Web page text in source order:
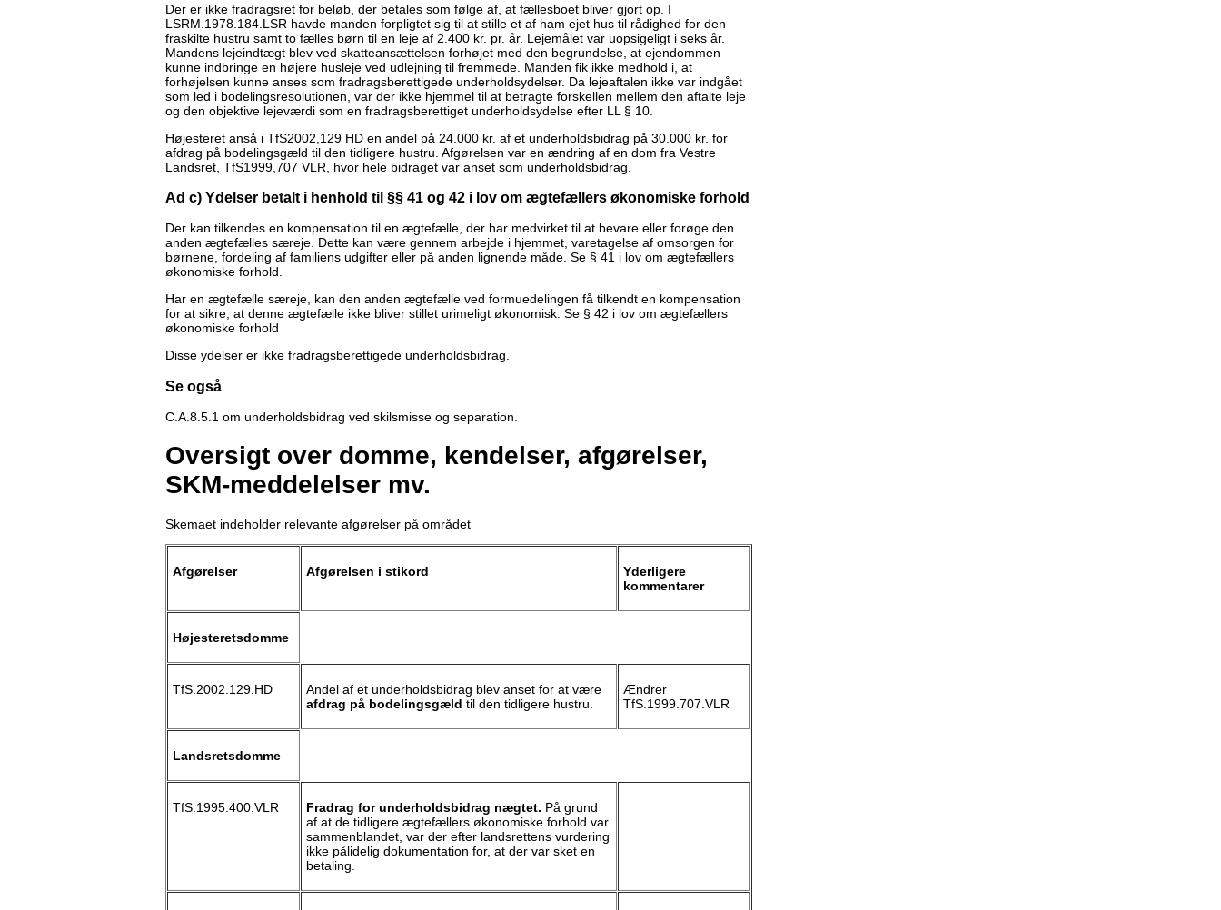
Der er ikke fradragsret for beløb, der betales som følge af, at fællesboet bliver gjort op. I
LSRM.1978.184.LSR havde manden forpligtet sig til at stille et af ham ejet hus til rådighed for den
fraskilte hustru samt to fælles børn til en leje af 2.400 kr. pr. år. Lejemålet var uopsigeligt i seks år.
Mandens lejeindtægt blev ved skatteansættelsen forhøjet med den begrundelse, at ejendommen
kunne indbringe en højere husleje ved udlejning til fremmede. Manden fik ikke medhold i, at
forhøjelsen kunne anses som fradragsberettigede underholdsydelser. Da lejeaftalen ikke var indgået
som led i bodelingsresolutionen, var der ikke hjemmel til at betragte forskellen mellem den aftalte leje
og den objektive lejeværdi som en fradragsberettiget underholdsydelse efter LL § 10.
Højesteret anså i TfS2002,129 HD en andel på 24.000 kr. af et underholdsbidrag på 30.000 kr. for
afdrag på bodelingsgæld til den tidligere hustru. Afgørelsen var en ændring af en dom fra Vestre
Landsret, TfS1999,707 VLR, hvor hele bidraget var anset som underholdsbidrag.
Ad c) Ydelser betalt i henhold til §§ 41 og 42 i lov om ægtefællers økonomiske forhold
Der kan tilkendes en kompensation til en ægtefælle, der har medvirket til at bevare eller forøge den
anden ægtefælles særeje. Dette kan være gennem arbejde i hjemmet, varetagelse af omsorgen for
børnene, fordeling af familiens udgifter eller på anden lignende måde. Se § 41 i lov om ægtefællers
økonomiske forhold.
Har en ægtefælle særeje, kan den anden ægtefælle ved formuedelingen få tilkendt en kompensation
for at sikre, at denne ægtefælle ikke bliver stillet urimeligt økonomisk. Se § 42 i lov om ægtefællers
økonomiske forhold
Disse ydelser er ikke fradragsberettigede underholdsbidrag.
Se også
C.A.8.5.1 om underholdsbidrag ved skilsmisse og separation.
Oversigt over domme, kendelser, afgørelser,
SKM-meddelelser mv.
Skemaet indeholder relevante afgørelser på området
Afgørelser Afgørelsen i stikord
Yderligere
kommentarer
Højesteretsdomme
TfS.2002.129.HD
Andel af et underholdsbidrag blev anset for at være
afdrag på bodelingsgæld til den tidligere hustru.
Ændrer
TfS.1999.707.VLR
Landsretsdomme
TfS.1995.400.VLR Fradrag for underholdsbidrag nægtet. På grund
af at de tidligere ægtefællers økonomiske forhold var
sammenblandet, var der efter landsrettens vurdering
ikke pålidelig dokumentation for, at der var sket en
betaling.